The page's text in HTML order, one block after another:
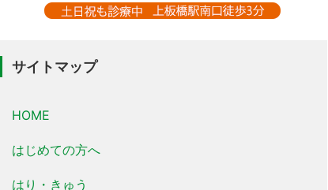
サイトマップ
HOME
はじめての方へ
はり・きゅう